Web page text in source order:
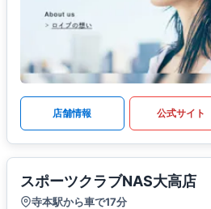
店舗情報 公式サイト
スポーツクラブNAS大高店
寺本駅から車で17分